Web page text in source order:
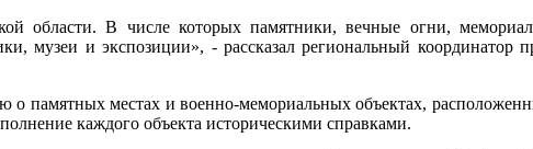
области. В числе которых памятники, вечные огни,
музеи и экспозиции», - рассказал региональный координатор
памятных местах и военно-мемориальных объектах,
каждого объекта историческими справками.